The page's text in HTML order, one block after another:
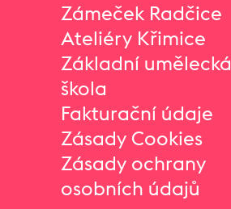
Zámeček Radčice
Ateliéry Křimice
Základní umělecká
škola
Fakturační údaje
Zásady Cookies
Zásady ochrany
osobních údajů